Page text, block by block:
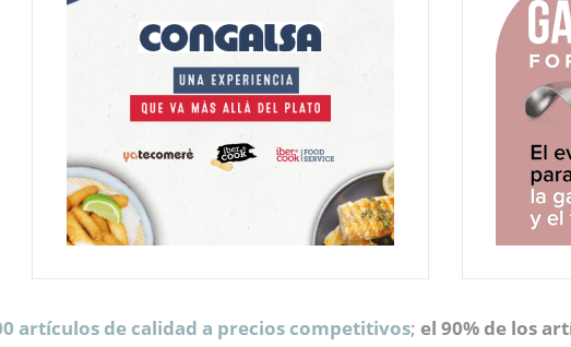
artículos de calidad a precios competitivos; el 90% de los